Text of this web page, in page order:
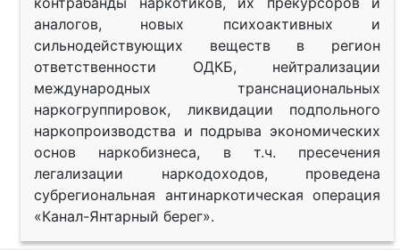
аналогов, новых психоактивных и
сильнодействующих веществ в регион
ответственности ОДКБ, нейтрализации
международных транснациональных
наркогруппировок, ликвидации подпольного
наркопроизводства и подрыва экономических
основ наркобизнеса, в т.ч. пресечения
легализации наркодоходов, проведена
субрегиональная антинаркотическая операция
«Канал-Янтарный берег».